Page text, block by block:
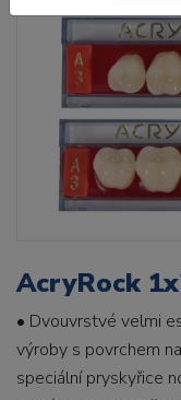
AcryRock
• Dvouvrstvé velmi
výroby s povrchem
speciální pryskyřice